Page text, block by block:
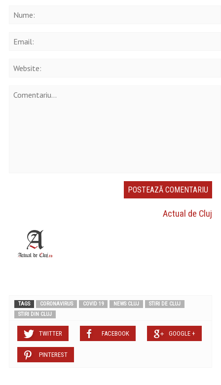
Actual de Cluj
TAGS CORONAVIRUS COVID 19 NEWS CLUJ
STIRI DE CLUJ
STIRI DIN CLUJ
TWITTER FACEBOOK GOOGLE +
PINTEREST